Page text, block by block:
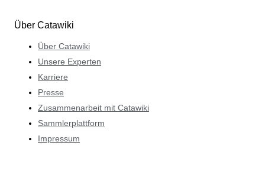
Über Catawiki
Über Catawiki
Unsere Experten
Karriere
Presse
Zusammenarbeit mit Catawiki
Sammlerplattform
Impressum